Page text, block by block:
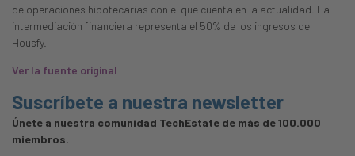
de operaciones hipotecarias con el que cuenta en la actualidad. La
intermediación financiera representa el 50% de los ingresos de
Housfy.
Ver la fuente original
Suscríbete a nuestra newsletter
Únete a nuestra comunidad TechEstate de más de 100.000
miembros.